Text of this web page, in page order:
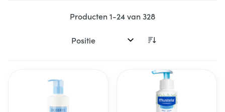
Producten1-24van328
Sorteer op: